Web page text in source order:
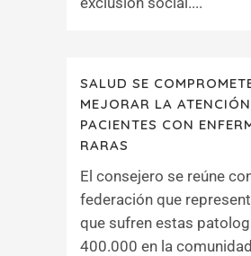
SALUD SE
MEJORAR LA
PACIENTES CON
RARAS
El consejero se reúne
federación que
que sufren estas
400.000 en la